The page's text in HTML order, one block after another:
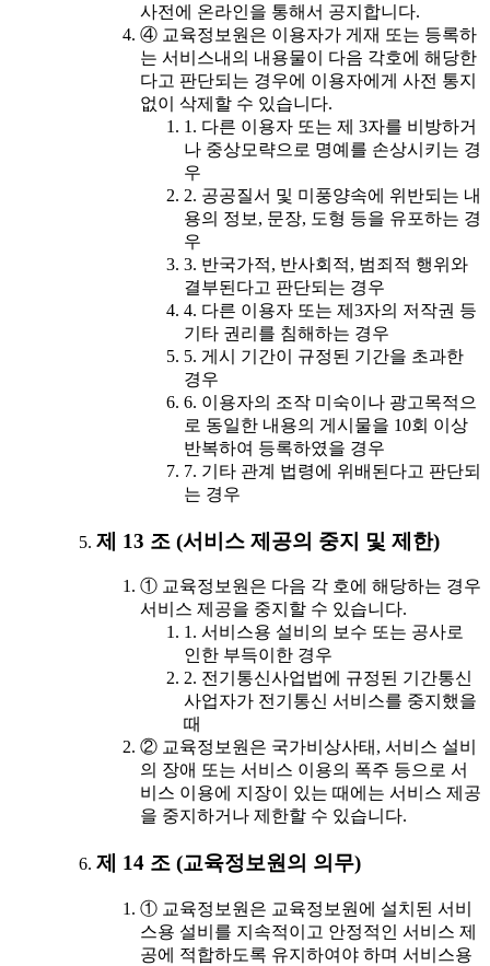
사전에 온라인을 통해서 공지합니다.
④ 교육정보원은 이용자가 게재 또는 등록하
는 서비스내의 내용물이 다음 각호에 해당한
다고 판단되는 경우에 이용자에게 사전 통지
없이 삭제할 수 있습니다.
1. 다른 이용자 또는 제 3자를 비방하거
나 중상모략으로 명예를 손상시키는 경
우
2. 공공질서 및 미풍양속에 위반되는 내
용의 정보, 문장, 도형 등을 유포하는 경
우
3. 반국가적, 반사회적, 범죄적 행위와
결부된다고 판단되는 경우
4. 다른 이용자 또는 제3자의 저작권 등
기타 권리를 침해하는 경우
5. 게시 기간이 규정된 기간을 초과한
경우
6. 이용자의 조작 미숙이나 광고목적으
로 동일한 내용의 게시물을 10회 이상
반복하여 등록하였을 경우
7. 기타 관계 법령에 위배된다고 판단되
는 경우
제 13 조 (서비스 제공의 중지 및 제한)
① 교육정보원은 다음 각 호에 해당하는 경우
서비스 제공을 중지할 수 있습니다.
1. 서비스용 설비의 보수 또는 공사로
인한 부득이한 경우
2. 전기통신사업법에 규정된 기간통신
사업자가 전기통신 서비스를 중지했을
때
② 교육정보원은 국가비상사태, 서비스 설비
의 장애 또는 서비스 이용의 폭주 등으로 서
비스 이용에 지장이 있는 때에는 서비스 제공
을 중지하거나 제한할 수 있습니다.
제 14 조 (교육정보원의 의무)
① 교육정보원은 교육정보원에 설치된 서비
스용 설비를 지속적이고 안정적인 서비스 제
공에 적합하도록 유지하여야 하며 서비스용